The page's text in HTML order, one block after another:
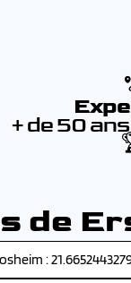
+ de 50
de
: